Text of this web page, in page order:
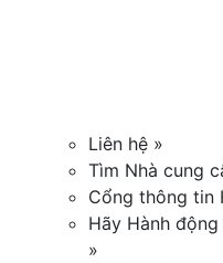
Liên hệ »
Tìm Nhà cung
Cổng thông tin
Hãy Hành
»